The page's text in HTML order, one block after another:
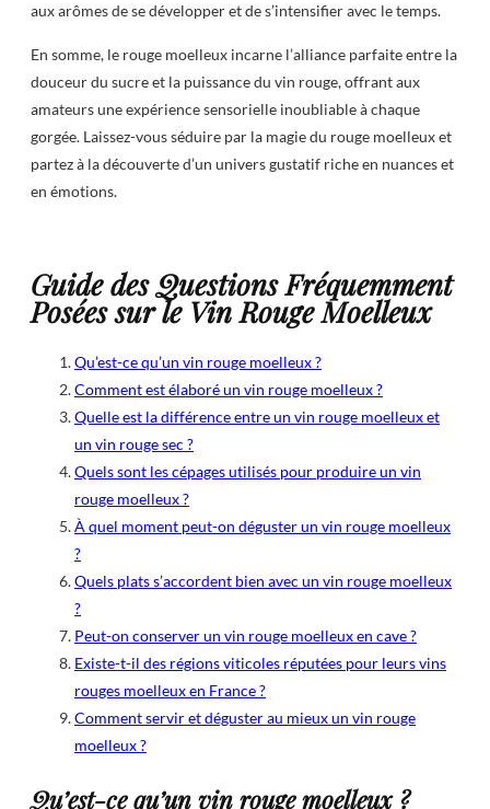
aux arômes de se développer et de s’intensifier avec le temps.
En somme, le rouge moelleux incarne l’alliance parfaite entre la
douceur du sucre et la puissance du vin rouge, offrant aux
amateurs une expérience sensorielle inoubliable à chaque
gorgée. Laissez-vous séduire par la magie du rouge moelleux et
partez à la découverte d’un univers gustatif riche en nuances et
en émotions.
Guide des Questions Fréquemment
Posées sur le Vin Rouge Moelleux
Qu’est-ce qu’un vin rouge moelleux ?
Comment est élaboré un vin rouge moelleux ?
Quelle est la différence entre un vin rouge moelleux et
un vin rouge sec ?
Quels sont les cépages utilisés pour produire un vin
rouge moelleux ?
À quel moment peut-on déguster un vin rouge moelleux
?
Quels plats s’accordent bien avec un vin rouge moelleux
?
Peut-on conserver un vin rouge moelleux en cave ?
Existe-t-il des régions viticoles réputées pour leurs vins
rouges moelleux en France ?
Comment servir et déguster au mieux un vin rouge
moelleux ?
Qu’est-ce qu’un vin rouge moelleux ?